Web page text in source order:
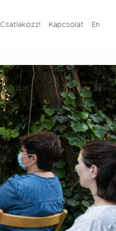
Csatlakozz! Kapcsolat En
Csatlakozz!
Kapcsolat
En